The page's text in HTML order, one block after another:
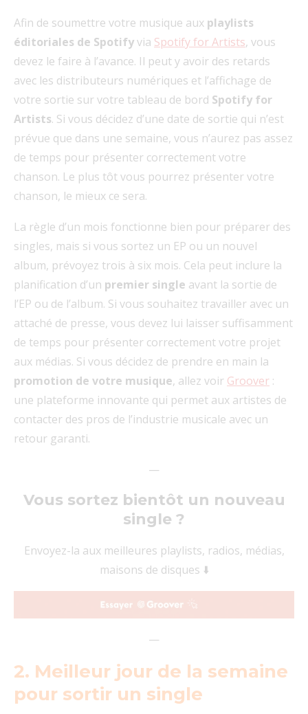
Afin de soumettre votre musique aux playlists
éditoriales de Spotifyvia Spotify for Artists, vous
devez le faire à l’avance. Il peut y avoir des retards
avec les distributeurs numériques et l’affichage de
votre sortie sur votre tableau de bord Spotify for
Artists. Si vous décidez d’une date de sortie qui n’est
prévue que dans une semaine, vous n’aurez pas assez
de temps pour présenter correctement votre
chanson. Le plus tôt vous pourrez présenter votre
chanson, le mieux ce sera.
La règle d’un mois fonctionne bien pour préparer des
singles, mais si vous sortez un EP ou un nouvel
album, prévoyez trois à six mois. Cela peut inclure la
planification d’un premier single avant la sortie de
l’EP ou de l’album. Si vous souhaitez travailler avec un
attaché de presse, vous devez lui laisser suffisamment
de temps pour présenter correctement votre projet
aux médias. Si vous décidez de prendre en main la
promotion de votre musique, allez voir Groover :
une plateforme innovante qui permet aux artistes de
contacter des pros de l’industrie musicale avec un
retour garanti.
—
Vous sortez bientôt un nouveau
single ?
Envoyez-la aux meilleures playlists, radios, médias,
maisons de disques ⬇️
—
2. Meilleur jour de la semaine
pour sortir un single